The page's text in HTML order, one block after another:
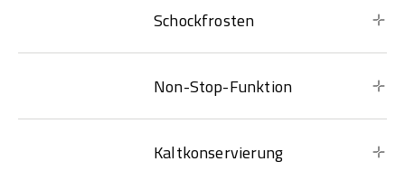
Schockfrosten
Non-Stop-Funktion
Kaltkonservierung